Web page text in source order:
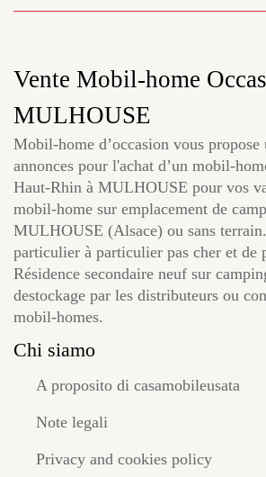
Vente Mobil-home
MULHOUSE
Mobil-home d’occasion vous propose
annonces pour l'achat d’un mobil-
Haut-Rhin à MULHOUSE pour vos
mobil-home sur emplacement de
MULHOUSE (Alsace) ou sans
particulier à particulier pas cher et de
Résidence secondaire neuf sur
destockage par les distributeurs ou
mobil-homes.
Chi siamo
A proposito di casamobileusata
Note legali
Privacy and cookies policy